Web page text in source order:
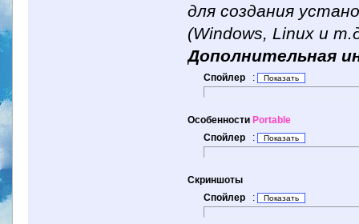
для создания
(Windows, Linux и
Дополнительная
Спойлер :
Особенности Portable
Спойлер
:
Скриншоты
Спойлер
: